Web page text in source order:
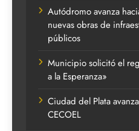
Autódromo avanza
nuevas obras de
públicos
Municipio solicitó el
a la Esperanza»
Ciudad del Plata
CECOEL